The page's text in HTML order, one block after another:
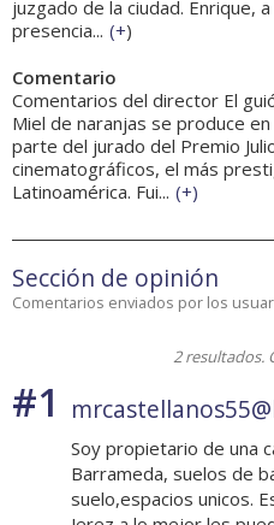
juzgado de la ciudad. Enrique,
presencia... (+)
Comentario
Comentarios del director El
Miel de naranjas se produce
parte del jurado del Premio
cinematográficos, el más
Latinoamérica. Fui... (+)
Sección de opinión
Comentarios enviados por los
2 resultados.
#1
Soy propietario de una
Barrameda, suelos de
suelo,espacios unicos.